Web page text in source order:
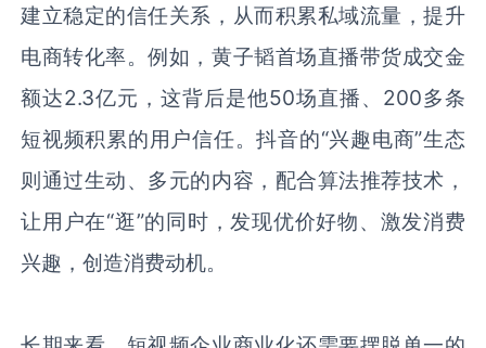
建立稳定的信任关系，从而积累私域流量，提升
电商转化率。例如，黄子韬首场直播带货成交金
额达2.3亿元，这背后是他50场直播、 200多条
短视频积累的用户信任。抖音的“兴趣电商”生态
则通过生动、多元的内容，配合算法推荐技术，
让用户在“逛”的同时，发现优价好物、激发消费
兴趣，创造消费动机。